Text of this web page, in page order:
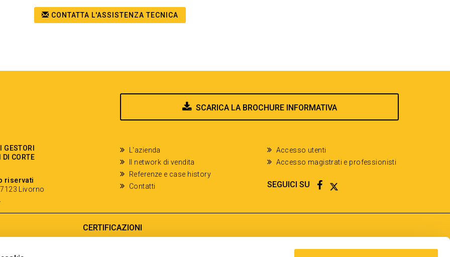
CONTATTA L'ASSISTENZA TECNICA
SCARICA LA BROCHURE INFORMATIVA
DI CORTE
riservati
Livorno
L'azienda
Il network di vendita
Referenze e case history
Contatti
Accesso utenti
Accesso magistrati e professionisti
SEGUICI SU FACEBOOK
TWITTER
CERTIFICAZIONI